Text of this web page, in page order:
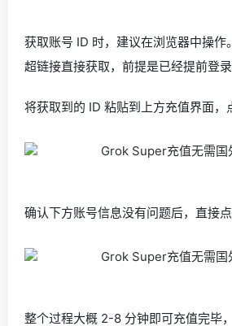
获取账号 ID 时，建议在浏览器中操作
超链接直接获取，前提是已经提前登录
将获取到的 ID 粘贴到上方充值界面，
确认下方账号信息没有问题后，直接点
整个过程大概 2-8 分钟即可充值完毕